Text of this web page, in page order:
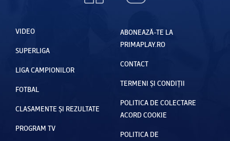
VIDEO
SUPERLIGA
LIGA CAMPIONILOR
FOTBAL
CLASAMENTE ȘI REZULTATE
PROGRAM TV
ABONEAZĂ-TE LA
PRIMAPLAY.RO
CONTACT
TERMENI ȘI CONDIȚII
POLITICA DE COLECTARE
ACORD COOKIE
POLITICA DE